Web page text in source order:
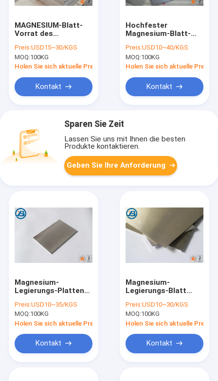
MAGNESIUM-Blatt-
Vorrat des
Photogravüre-
Magnesium-
Legierungs-Blatt-
Preis:USD15~30/KGS
MOQ:100KG
Holen Sie sich aktuelle Preis
Kontakt
Hochfester
Magnesium-Blatt-
Magnesium-
Legierungs-Blatt-
5mm 7mm für
Preis:USD10~40/KGS
MOQ:100KG
Holen Sie sich aktuelle Preis
Kontakt
Sparen Sie Zeit
Lassen Sie uns mit Ihnen die besten
Produkte kontaktieren.
Geben Sie Ihre Anforderung
Magnesium-
Legierungs-Platten-
Verarbeitung
Amerika-Standard-
4mm 5mm 7mm
Preis:USD10~35/KGS
MOQ:100KG
Holen Sie sich aktuelle Preis
Kontakt
Magnesium-
Legierungs-Blatt
Bearbeitungsstich
enthalten
Magnesium 96%
Preis:USD10~30/KGS
MOQ:100KG
Holen Sie sich aktuelle Preis
Kontakt